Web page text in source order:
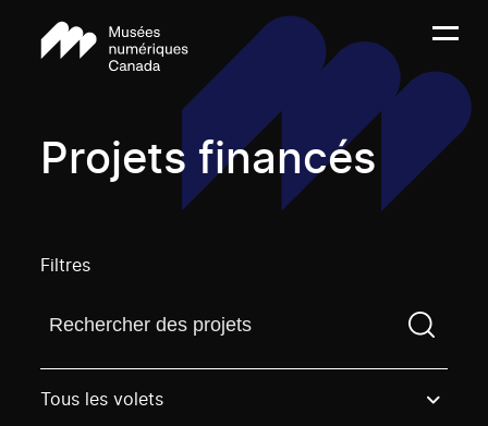
Projets financés
Filtres
Trouvez un projetVous devez saisir un terme de
Tous les volets